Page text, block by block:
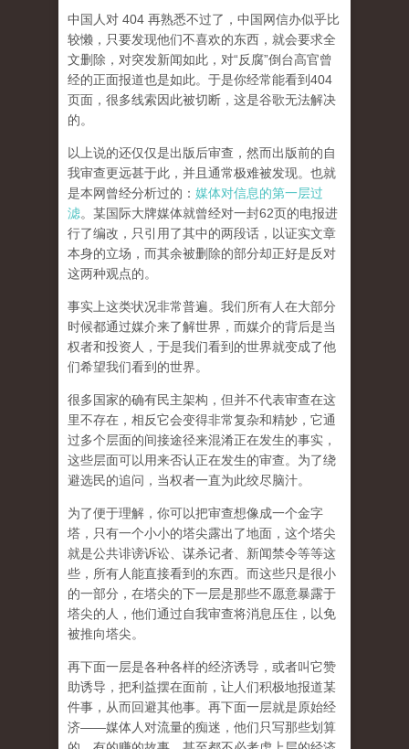
中国人对 404 再熟悉不过了，中国网信办似乎比
较懒，只要发现他们不喜欢的东西，就会要求全
文删除，对突发新闻如此，对“反腐”倒台高官曾
经的正面报道也是如此。于是你经常能看到404
页面， 很多线索因此被切断，这是谷歌无法解决
的。
以上说的还仅仅是出版后审查，然而出版前的自
我审查更远甚于此，并且通常极难被发现。 也就
是本网曾经分析过的： 媒体对信息的第一层过
滤。某国际大牌媒体就曾经对一封62页的电报进
行了编改，只引用了其中的两段话，以证实文章
本身的立场，而其余被删除的部分却正好是反对
这两种观点的。
事实上这类状况非常普遍。我们所有人在大部分
时候都通过媒介来了解世界，而媒介的背后是当
权者和投资人，于是我们看到的世界就变成了他
们希望我们看到的世界。
很多国家的确有民主架构，但并不代表审查在这
里不存在，相反它会变得非常复杂和精妙，它通
过多个层面的间接途径来混淆正在发生的事实，
这些层面可以用来否认正在发生的审查。为了绕
避选民的追问，当权者一直为此绞尽脑汁。
为了便于理解，你可以把审查想像成一个金字
塔，只有一个小小的塔尖露出了地面，这个塔尖
就是公共诽谤诉讼、谋杀记者、新闻禁令等等这
些，所有人能直接看到的东西。而这些只是很小
的一部分，在塔尖的下一层是那些不愿意暴露于
塔尖的人，他们通过自我审查将消息压住，以免
被推向塔尖。
再下面一层是各种各样的经济诱导，或者叫它赞
助诱导，把利益摆在面前，让人们积极地报道某
件事，从而回避其他事。再下面一层就是原始经
济——媒体人对流量的痴迷，他们只写那些划算